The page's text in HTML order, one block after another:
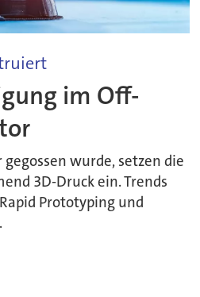
im Off-
wurde, setzen die
3D-Druck ein. Trends
Prototyping und